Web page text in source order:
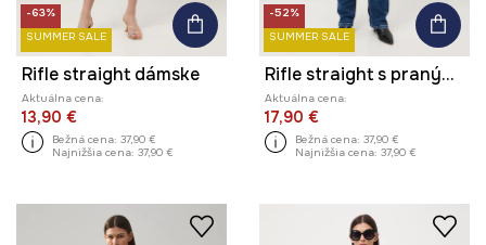
-63%
SUMMER SALE
Rifle straight dámske
Aktuálna cena:
13,90 €
Bežná cena: 37,90 €
Najnižšia cena: 37,90 €
-52%
SUMMER SALE
Rifle straight s praným efektom
Aktuálna cena:
17,90 €
Bežná cena: 37,90 €
Najnižšia cena: 37,90 €